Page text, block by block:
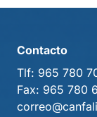
Contacto
Tlf: 965 780
Fax: 965 780